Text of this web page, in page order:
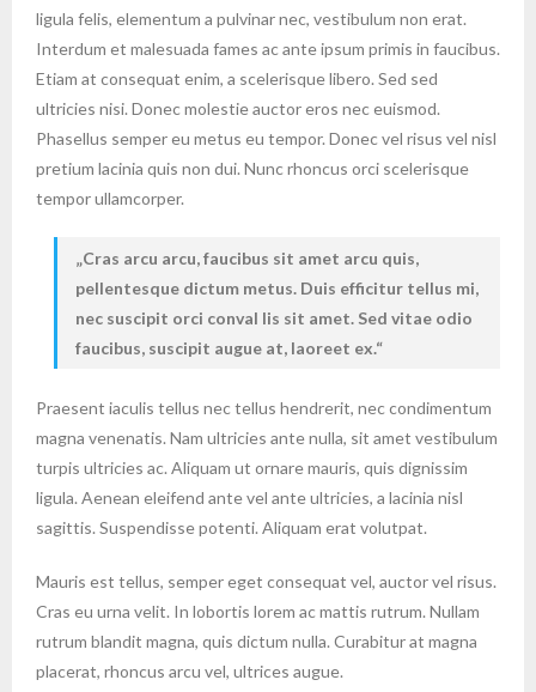
ligula felis, elementum a pulvinar nec, vestibulum non erat.
Interdum et malesuada fames ac ante ipsum primis in faucibus.
Etiam at consequat enim, a scelerisque libero. Sed sed
ultricies nisi. Donec molestie auctor eros nec euismod.
Phasellus semper eu metus eu tempor. Donec vel risus vel nisl
pretium lacinia quis non dui. Nunc rhoncus orci scelerisque
tempor ullamcorper.
Cras arcu arcu, faucibus sit amet arcu quis,
pellentesque dictum metus. Duis efficitur tellus mi,
nec suscipit orci conval lis sit amet. Sed vitae odio
faucibus, suscipit augue at, laoreet ex.
Praesent iaculis tellus nec tellus hendrerit, nec condimentum
magna venenatis. Nam ultricies ante nulla, sit amet vestibulum
turpis ultricies ac. Aliquam ut ornare mauris, quis dignissim
ligula. Aenean eleifend ante vel ante ultricies, a lacinia nisl
sagittis. Suspendisse potenti. Aliquam erat volutpat.
Mauris est tellus, semper eget consequat vel, auctor vel risus.
Cras eu urna velit. In lobortis lorem ac mattis rutrum. Nullam
rutrum blandit magna, quis dictum nulla. Curabitur at magna
placerat, rhoncus arcu vel, ultrices augue.